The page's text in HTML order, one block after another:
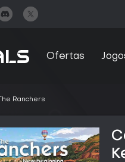
Ofertas
The Ranchers